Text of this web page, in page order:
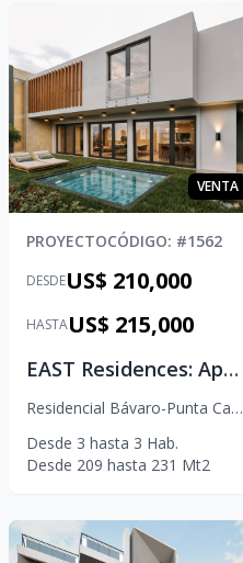
VENTA
PROYECTOCÓDIGO: #1562
DESDEUS$ 210,000
HASTAUS$ 215,000
EAST Residences: Apartamentos en venta
Residencial Bávaro-Punta Cana
Desde 3 hasta 3 Hab.
Desde 209 hasta 231 Mt2